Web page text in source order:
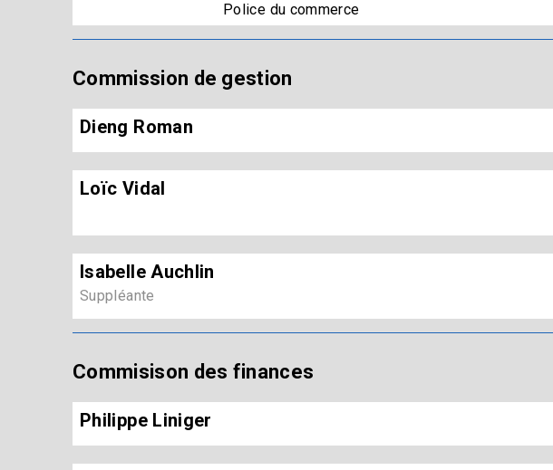
Police du commerce
Commission de gestion
Dieng Roman
Loïc Vidal
Isabelle Auchlin
Suppléante
Commisison des finances
Philippe Liniger